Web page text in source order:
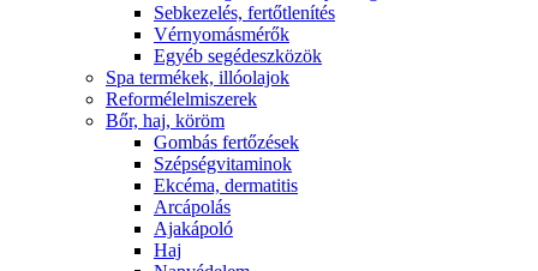
Sebkezelés, fertőtlenítés
Vérnyomásmérők
Egyéb segédeszközök
Spa termékek, illóolajok
Reformélelmiszerek
Bőr, haj, köröm
Gombás fertőzések
Szépségvitaminok
Ekcéma, dermatitis
Arcápolás
Ajakápoló
Haj